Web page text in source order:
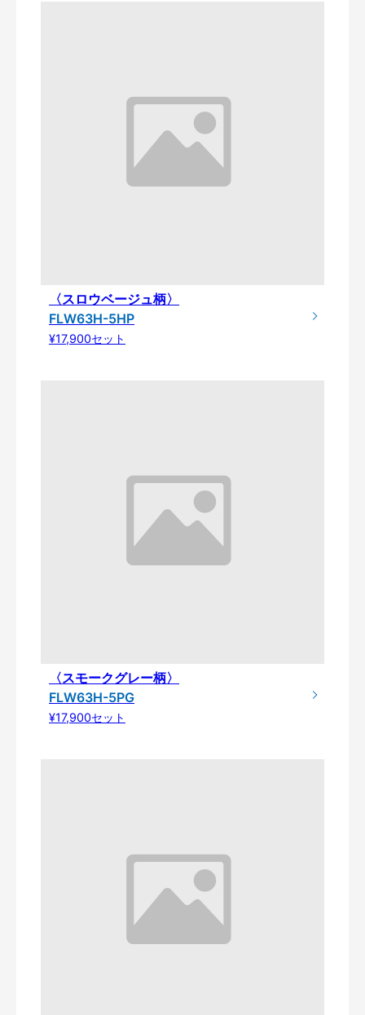
〈スロウベージュ柄〉
FLW63H-5HP
¥17,900セット
〈スモークグレー柄〉
FLW63H-5PG
¥17,900セット